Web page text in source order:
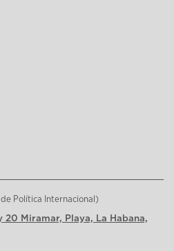
Política Internacional)
20 Miramar, Playa, La Habana,